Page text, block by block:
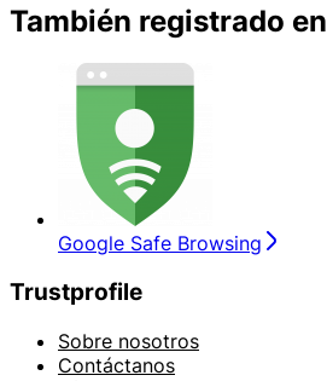
También registrado en
Google Safe Browsing
Trustprofile
Sobre nosotros
Contáctanos